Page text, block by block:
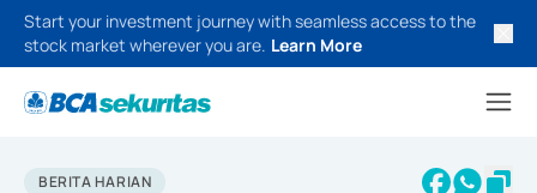
Start your investment journey with seamless access to the
stock market wherever you are. Learn More
BERITA HARIAN